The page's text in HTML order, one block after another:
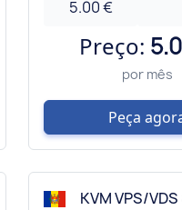
5.00 €
Preço:
por mês
Peça
KVM VPS/